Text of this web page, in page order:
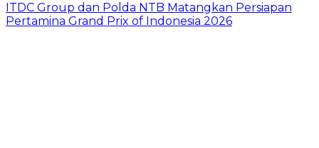
ITDC Group dan Polda NTB Matangkan Persiapan
Pertamina Grand Prix of Indonesia 2026